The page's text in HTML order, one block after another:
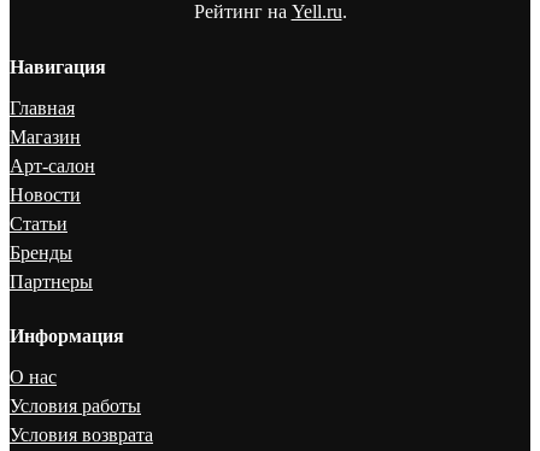
Рейтинг на Yell.ru.
Навигация
Главная
Магазин
Арт-салон
Новости
Статьи
Бренды
Партнеры
Информация
О нас
Условия работы
Условия возврата